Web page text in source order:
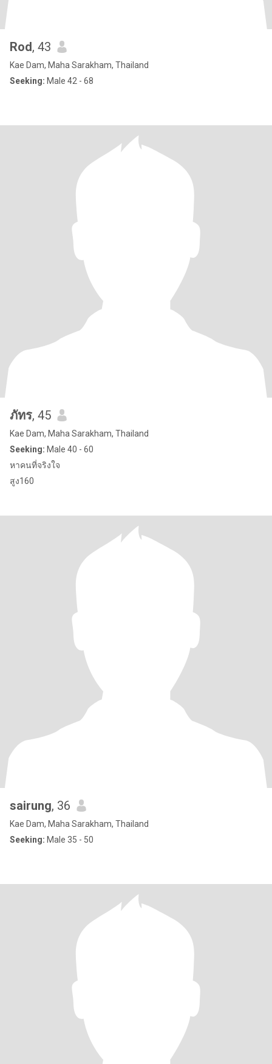
Rod, 43
Kae Dam, Maha Sarakham, Thailand
Seeking: Male 42 - 68
ภัทร, 45
Kae Dam, Maha Sarakham, Thailand
Seeking: Male 40 - 60
หาคนที่จริงใจ
สูง160
sairung, 36
Kae Dam, Maha Sarakham, Thailand
Seeking: Male 35 - 50